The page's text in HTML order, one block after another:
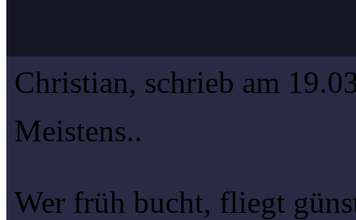
Christian, schrieb am
Meistens..
Wer früh bucht, fliegt